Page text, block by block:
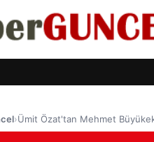
›Ümit Özat'tan Mehmet